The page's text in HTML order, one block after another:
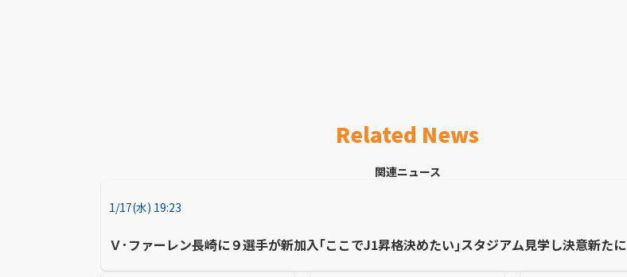
Related News
関連ニュース
1/17(水) 19:23
Ｖ･ファーレン長崎に９選手が新加入｢ここでJ1昇格決めたい｣スタジアム見学し決意新たに